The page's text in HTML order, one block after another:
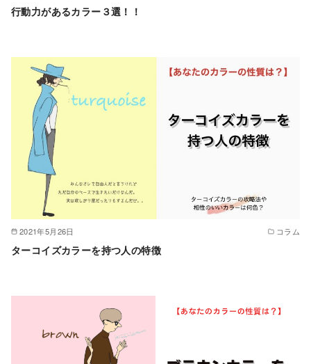
行動力があるカラー３選！！
2021年5月26日 コラム
ターコイズカラーを持つ人の特徴